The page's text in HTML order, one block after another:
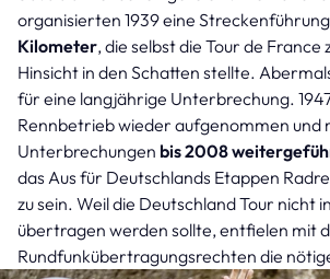
organisierten 1939 eine
Kilometer, die selbst die Tour de France
Hinsicht in den Schatten stellte.
für eine langjährige Unterbrechung.
Rennbetrieb wieder aufgenommen und
Unterbrechungen bis 2008
das Aus für Deutschlands Etappen
zu sein. Weil die Deutschland Tour nicht
übertragen werden sollte, entfielen mit
Rundfunkübertragungsrechten die